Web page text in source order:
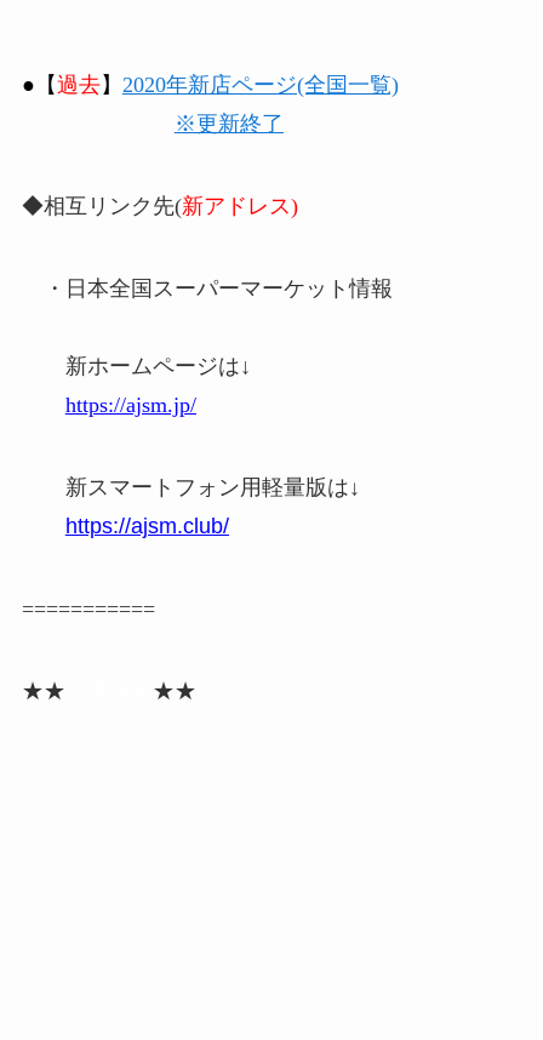
●【過去】 2020年新店ページ(全国一覧)
※更新終了
◆相互リンク先(新アドレス)
・日本全国スーパーマーケット情報
新ホームページは↓
https://ajsm.jp/
新スマートフォン用軽量版は↓
https://ajsm.club/
===========
★★ ★★